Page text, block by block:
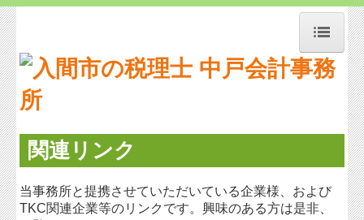
トップページ
お知らせ
事務所紹介
各種資格・表彰
経営理念
関連リンク
当事務所と提携させていただいている企業様、および
TKC関連企業等のリンクです。興味のある方は是非、